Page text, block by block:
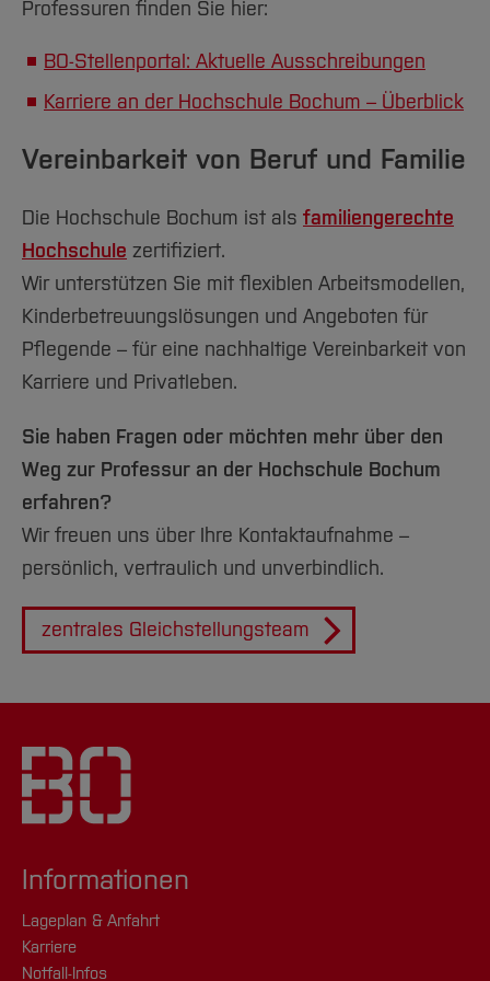
[Inhalt zuklappen]
Raum: A 1-16
E-Mail schreiben
Fachbereich
Gesundheitswissenschaften
Gesundheitscampus
+49 234 36186 9979
E-Mail schreiben
[Inhalt zuklappen]
Prof. Dr. rer. nat.
Fachbereich Elektrotechnik
Zentralcampus Bochum
Raum: C5-20
+49 234 36186 9492
E-Mail schreiben
Prof. Dr. rer. nat.
Ursula Oesing
Prof. Dr.-Ing.Inka Mueller
Fachbereich Mechatronik und
Maschinenbau
Zentralcampus Bochum
E-Mail schreiben
[Inhalt zuklappen]
Prof. Dr. rer. oec.
Susanne Hannemann
Fachbereich Wirtschaft
Zentralcampus Bochum
Raum: AW 3-32
+49 234 36186 9297
E-Mail schreiben
Professuren finden Sie hier:
BO-Stellenportal: Aktuelle Ausschreibungen
Karriere an der Hochschule Bochum – Überblick
Vereinbarkeit von Beruf und Familie
Die Hochschule Bochum ist als familiengerechte
Hochschule zertifiziert.
Wir unterstützen Sie mit flexiblen Arbeitsmodellen,
Kinderbetreuungslösungen und Angeboten für
Pflegende – für eine nachhaltige Vereinbarkeit von
Karriere und Privatleben.
Sie haben Fragen oder möchten mehr über den
Weg zur Professur an der Hochschule Bochum
erfahren?
Wir freuen uns über Ihre Kontaktaufnahme –
persönlich, vertraulich und unverbindlich.
zentrales Gleichstellungsteam
Informationen
Lageplan & Anfahrt
Karriere
Notfall-Infos